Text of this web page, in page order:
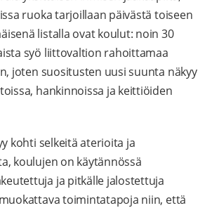
ruoka tarjoillaan päivästä toiseen
listalla ovat koulut: noin 30
syö liittovaltion rahoittamaa
joten suositusten uusi suunta näkyy
hankinnoissa ja keittiöiden
kohti selkeitä aterioita ja
koulujen on käytännössä
ja pitkälle jalostettuja
toimintatapoja niin, että